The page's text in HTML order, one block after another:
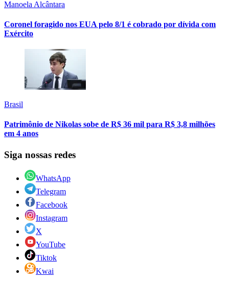
Manoela Alcântara
Coronel foragido nos EUA pelo 8/1 é cobrado por dívida com
Exército
Brasil
Patrimônio de Nikolas sobe de R$ 36 mil para R$ 3,8 milhões
em 4 anos
Siga nossas redes
WhatsApp
Telegram
Facebook
Instagram
X
YouTube
Tiktok
Kwai